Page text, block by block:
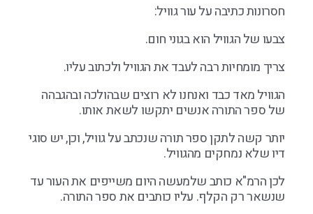
חסרונות כתיבה על עור גוויל:
צבעו של הגוויל הוא בגוני חום.
צריך מומחיות רבה לעבד את הגוויל ולכתוב עליו.
הגוויל מאד כבד ואנחנו לא רוצים שבהולכה ובהגבהה
של ספר התורה אנשים יתקשו לשאת אותו.
יותר קשה לתקן ספר תורה שנכתב על גוויל, וכן, יש סוגי
דיו שלא נמחקים מהגוויל.
לכן הרמ"א כותב שלמעשה היום משייפים את העור עד
שנשאר רק הקלף. עליו כותבים את ספר התורה.